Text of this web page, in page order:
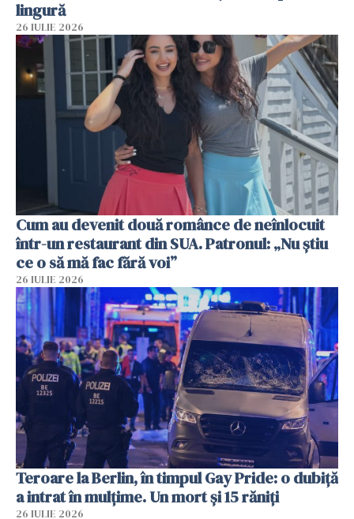
lingură
26 IULIE 2026
Cum au devenit două românce de neînlocuit
într-un restaurant din SUA. Patronul: „Nu știu
ce o să mă fac fără voi”
26 IULIE 2026
Teroare la Berlin, în timpul Gay Pride: o dubiță
a intrat în mulțime. Un mort și 15 răniți
26 IULIE 2026